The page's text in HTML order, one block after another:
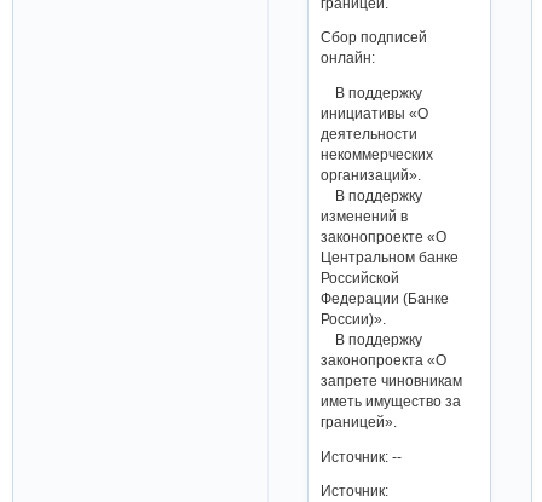
Сбор подписей
онлайн:
В поддержку
инициативы «О
деятельности
некоммерческих
организаций».
В поддержку
изменений в
законопроекте «О
Центральном банке
Российской
Федерации (Банке
России)».
В поддержку
законопроекта «О
запрете чиновникам
иметь имущество за
границей».
Источник: --
Источник: